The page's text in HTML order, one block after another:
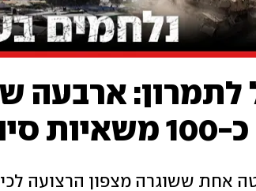
לתמרון: ארבעה
לרצועה
אחת ששוגרה מצפון הרצועה